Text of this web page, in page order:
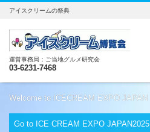
アイスクリームの祭典
運営事務局：ご当地グルメ研究会
03-6231-7468
Welcome to ICECREAM EXPO JAPAN
Go to ICE CREAM EXPO JAPAN2025